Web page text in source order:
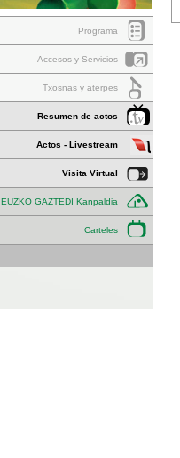
Programa
Accesos y Servicios
Txosnas y aterpes
Resumen de actos
Actos - Livestream
Visita Virtual
EUZKO GAZTEDI Kanpaldia
Carteles